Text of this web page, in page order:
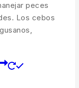
peces
Los cebos